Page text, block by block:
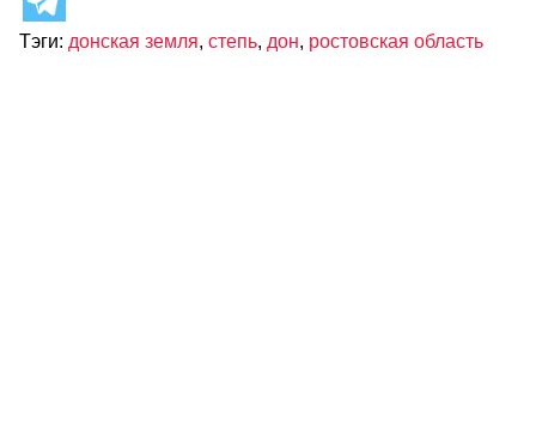
Тэги: донская земля, степь, дон, ростовская область